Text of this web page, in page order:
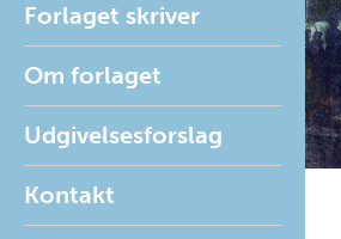
Forlaget skriver
Om forlaget
Udgivelsesforslag
Kontakt